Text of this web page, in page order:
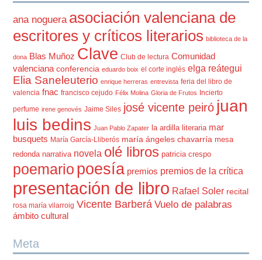
ana noguera asociación valenciana de
escritores y críticos literarios biblioteca de la
dona Blas Muñoz Clave Club de lectura Comunidad
valenciana conferencia eduardo boix el corte inglés elga reátegui
Elia Saneleuterio enrique herreras entrevista feria del libro de
valencia fnac francisco cejudo Félix Molina Gloria de Frutos
Incierto
perfume irene genovés Jaime Siles josé vicente peiró juan
luis bedins Juan Pablo Zapater la ardilla literaria mar
busquets María García-Lliberós maría ángeles chavarría mesa
redonda narrativa novela olé libros patricia crespo
poemario poesía premios premios de la crítica
presentación de libro Rafael Soler recital
rosa maría vilarroig Vicente Barberá Vuelo de palabras
ámbito cultural
Meta